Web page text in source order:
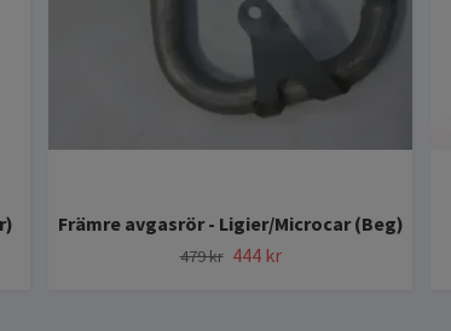
Främre avgasrör - Ligier/Microcar (Beg)
479 kr 444 kr